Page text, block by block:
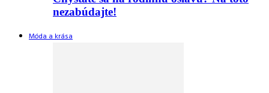
nezabúdajte!
Móda a krása